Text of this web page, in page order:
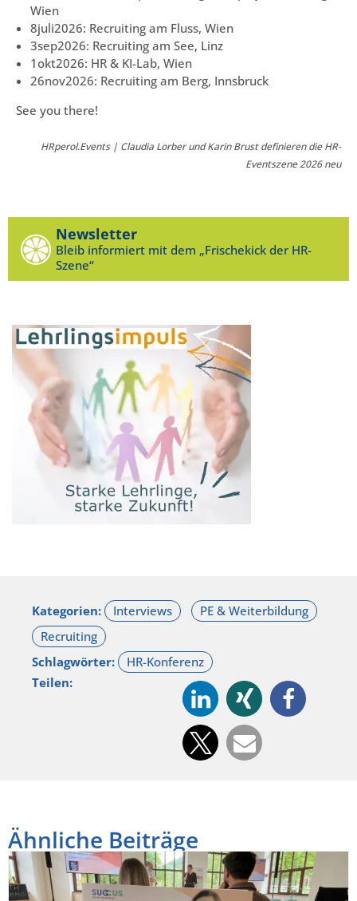
Wien
8juli2026: Recruiting am Fluss, Wien
3sep2026: Recruiting am See, Linz
1okt2026: HR & KI-Lab, Wien
26nov2026: Recruiting am Berg, Innsbruck
See you there!
HRperol.Events | Claudia Lorber und Karin Brust definieren die HR-
Eventszene 2026 neu
Newsletter
Bleib informiert mit dem „Frischekick der HR-
Szene“
Kategorien:
Schlagwörter:
Teilen:
Ähnliche Beiträge